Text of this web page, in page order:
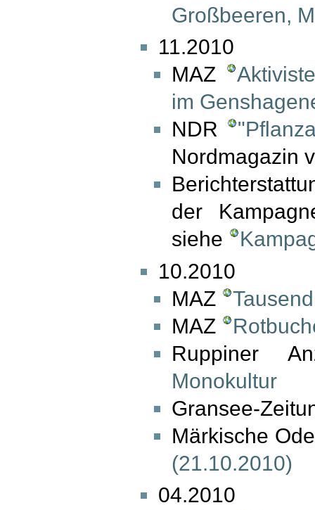
Großbeeren,
11.2010
MAZ
im
NDR
Nordmagazin
der
siehe
10.2010
MAZ
MAZ
Ruppiner
Monokultur
Gransee-
Märkische
(21.10.2010)
04.2010